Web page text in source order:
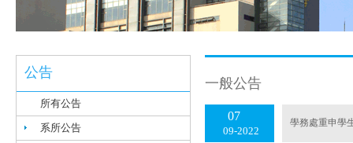
公告
所有公告
系所公告
一般公告
09 2022
07 學務處重申學